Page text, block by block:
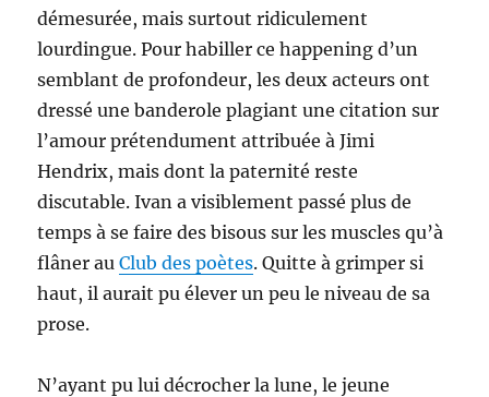
démesurée, mais surtout ridiculement
lourdingue. Pour habiller ce happening d’un
semblant de profondeur, les deux acteurs ont
dressé une banderole plagiant une citation sur
l’amour prétendument attribuée à Jimi
Hendrix, mais dont la paternité reste
discutable. Ivan a visiblement passé plus de
temps à se faire des bisous sur les muscles qu’à
flâner auClub des poètes. Quitte à grimper si
haut, il aurait pu élever un peu le niveau de sa
prose.
N’ayant pu lui décrocher la lune, le jeune